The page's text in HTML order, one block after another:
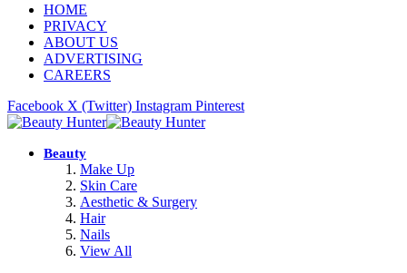
HOME
PRIVACY
ABOUT US
ADVERTISING
CAREERS
Facebook X (Twitter) Instagram Pinterest
Beauty
Make Up
Skin Care
Aesthetic & Surgery
Hair
Nails
View All